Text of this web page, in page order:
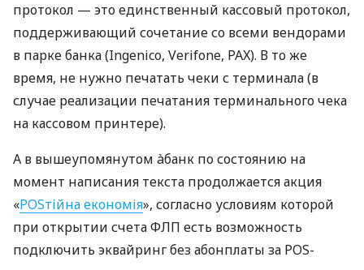
протокол — это единственный кассовый протокол,
поддерживающий сочетание со всеми вендорами
в парке банка (Ingenico, Verifone, PAX). В то же
время, не нужно печатать чеки с терминала (в
случае реализации печатания терминального чека
на кассовом принтере).
А в вышеупомянутом àбанк по состоянию на
момент написания текста продолжается акция
«POSтійна економія», согласно условиям которой
при открытии счета ФЛП есть возможность
подключить эквайринг без абонплаты за POS-